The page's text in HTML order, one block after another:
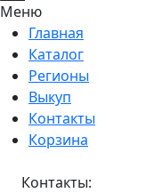
Меню
Главная
Каталог
Регионы
Выкуп
Контакты
Корзина
Контакты: